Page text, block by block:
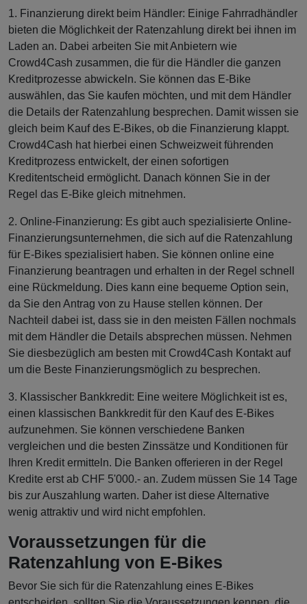
1. Finanzierung direkt beim Händler: Einige Fahrradhändler
bieten die Möglichkeit der Ratenzahlung direkt bei ihnen im
Laden an. Dabei arbeiten Sie mit Anbietern wie
Crowd4Cash zusammen, die für die Händler die ganzen
Kreditprozesse abwickeln. Sie können das E-Bike
auswählen, das Sie kaufen möchten, und mit dem Händler
die Details der Ratenzahlung besprechen. Damit wissen sie
gleich beim Kauf des E-Bikes, ob die Finanzierung klappt.
Crowd4Cash hat hierbei einen Schweizweit führenden
Kreditprozess entwickelt, der einen sofortigen
Kreditentscheid ermöglicht. Danach können Sie in der
Regel das E-Bike gleich mitnehmen.
2. Online-Finanzierung: Es gibt auch spezialisierte Online-
Finanzierungsunternehmen, die sich auf die Ratenzahlung
für E-Bikes spezialisiert haben. Sie können online eine
Finanzierung beantragen und erhalten in der Regel schnell
eine Rückmeldung. Dies kann eine bequeme Option sein,
da Sie den Antrag von zu Hause stellen können. Der
Nachteil dabei ist, dass sie in den meisten Fällen nochmals
mit dem Händler die Details absprechen müssen. Nehmen
Sie diesbezüglich am besten mit Crowd4Cash Kontakt auf
um die Beste Finanzierungsmöglich zu besprechen.
3. Klassischer Bankkredit: Eine weitere Möglichkeit ist es,
einen klassischen Bankkredit für den Kauf des E-Bikes
aufzunehmen. Sie können verschiedene Banken
vergleichen und die besten Zinssätze und Konditionen für
Ihren Kredit ermitteln. Die Banken offerieren in der Regel
Kredite erst ab CHF 5'000.- an. Zudem müssen Sie 14 Tage
bis zur Auszahlung warten. Daher ist diese Alternative
wenig attraktiv und wird nicht empfohlen.
Voraussetzungen für die
Ratenzahlung von E-Bikes
Bevor Sie sich für die Ratenzahlung eines E-Bikes